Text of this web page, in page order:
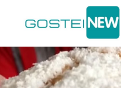
Conteúdo